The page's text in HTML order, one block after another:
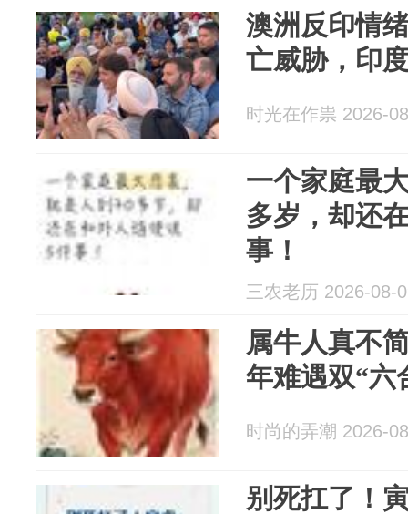
澳洲反印情
亡威胁，印
时光在作祟 2026-
一个家庭最
多岁，却还
事！
三农老历 2026-08-
属牛人真不
年难遇双“六
时尚的弄潮 2026-
别死扛了！